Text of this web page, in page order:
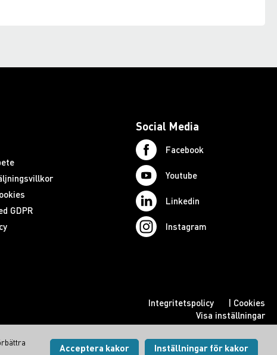
GDPR
Social Media
Facebook
Youtube
Linkedin
Instagram
Integritetspolicy | Cookies
Visa inställningar
Acceptera kakor Inställningar för kakor